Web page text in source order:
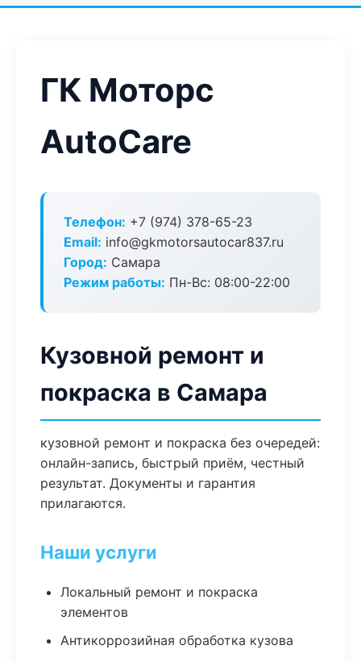
ГК Моторс
AutoCare
Телефон: +7 (974) 378-65-23
Email: info@gkmotorsautocar837.ru
Город: Самара
Режим работы: Пн-Вс: 08:00-22:00
Кузовной ремонт и
покраска в Самара
кузовной ремонт и покраска без очередей:
онлайн-запись, быстрый приём, честный
результат. Документы и гарантия
прилагаются.
Наши услуги
Локальный ремонт и покраска
элементов
Антикоррозийная обработка кузова